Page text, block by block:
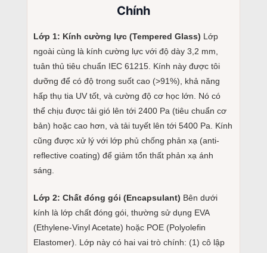
Chính
Lớp 1: Kính cường lực (Tempered Glass) Lớp
ngoài cùng là kính cường lực với độ dày 3,2 mm,
tuân thủ tiêu chuẩn IEC 61215. Kính này được tôi
dưỡng để có độ trong suốt cao (>91%), khả năng
hấp thụ tia UV tốt, và cường độ cơ học lớn. Nó có
thể chịu được tải gió lên tới 2400 Pa (tiêu chuẩn cơ
bản) hoặc cao hơn, và tải tuyết lên tới 5400 Pa. Kính
cũng được xử lý với lớp phủ chống phản xạ (anti-
reflective coating) để giảm tổn thất phản xạ ánh
sáng.
Lớp 2: Chất đóng gói (Encapsulant) Bên dưới
kính là lớp chất đóng gói, thường sử dụng EVA
(Ethylene-Vinyl Acetate) hoặc POE (Polyolefin
Elastomer). Lớp này có hai vai trò chính: (1) cô lập